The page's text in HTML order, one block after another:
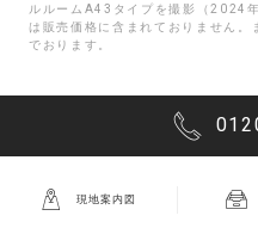
ルルームA43タイプを撮影（2024
は販売価格に含まれておりません。
でおります。
現地案内図